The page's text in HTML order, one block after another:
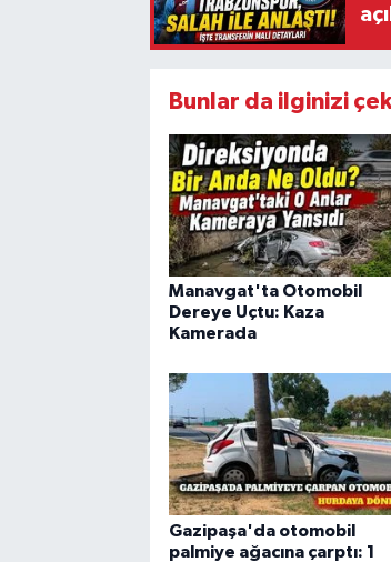
Bunlar da ilginizi
Manavgat'ta Otomobil
Dereye Uçtu: Kaza
Kamerada
Gazipaşa'da otomobil
palmiye ağacına çarptı: 1